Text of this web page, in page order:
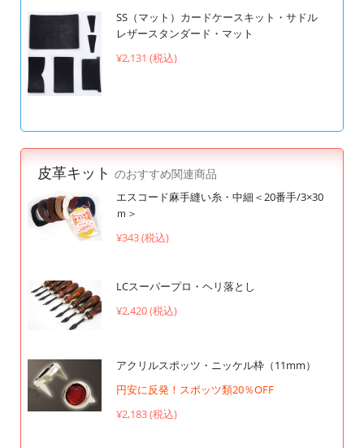
SS（マット）カードケースキット・サドル
レザースタンダード・マット
¥2,131 (税込)
皮革キット のおすすめ関連商品
エスコード麻手縫い糸・中細＜20番手/3×30
ｍ＞
¥343 (税込)
LCスーパープロ・ヘリ落とし
¥2,420 (税込)
アクリルスポッツ・ニッケル枠（11mm）
円安に反発！スポッツ類20％OFF
¥2,183 (税込)